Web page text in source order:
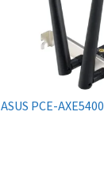
ASUS PCE-AXE5400